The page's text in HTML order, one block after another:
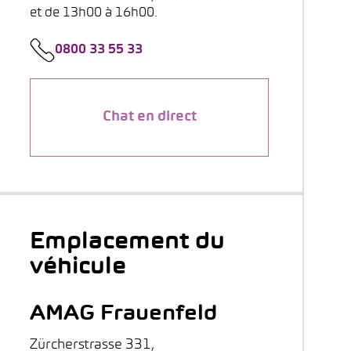
et de 13h00 à 16h00.
0800 33 55 33
Chat en direct
Emplacement du
véhicule
AMAG Frauenfeld
Zürcherstrasse 331,